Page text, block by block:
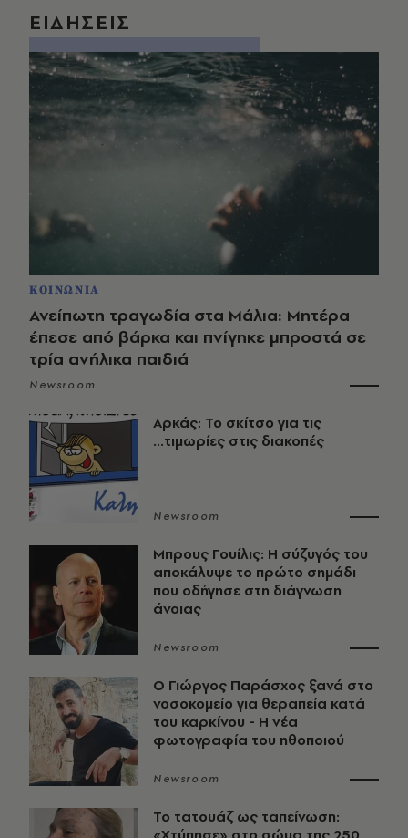
ΕΙΔΗΣΕΙΣ
ΚΟΙΝΩΝΙΑ
Ανείπωτη τραγωδία στα Μάλια: Μητέρα
έπεσε από βάρκα και πνίγηκε μπροστά σε
τρία ανήλικα παιδιά
Newsroom
Αρκάς: Το σκίτσο για τις
...τιμωρίες στις διακοπές
Newsroom
Μπρους Γουίλις: Η σύζυγός του
αποκάλυψε το πρώτο σημάδι
που οδήγησε στη διάγνωση
άνοιας
Newsroom
O Γιώργος Παράσχος ξανά στο
νοσοκομείο για θεραπεία κατά
του καρκίνου - Η νέα
φωτογραφία του ηθοποιού
Newsroom
Το τατουάζ ως ταπείνωση: